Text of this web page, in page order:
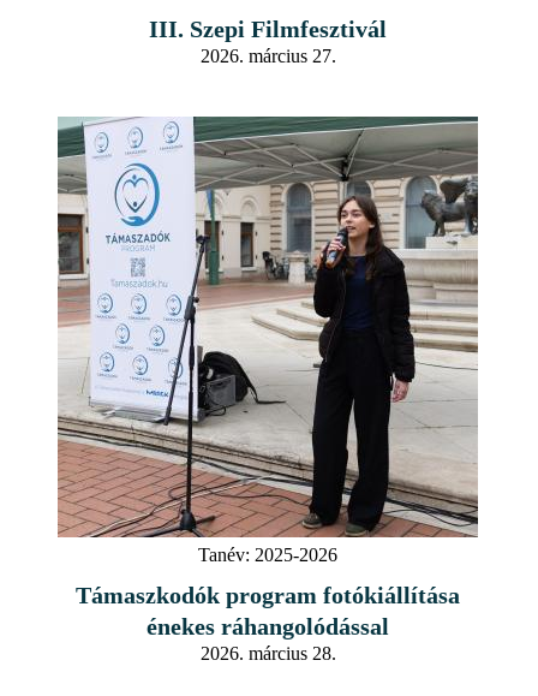
III. Szepi Filmfesztivál
2026. március 27.
Tanév: 2025-2026
Támaszkodók program fotókiállítása
énekes ráhangolódással
2026. március 28.